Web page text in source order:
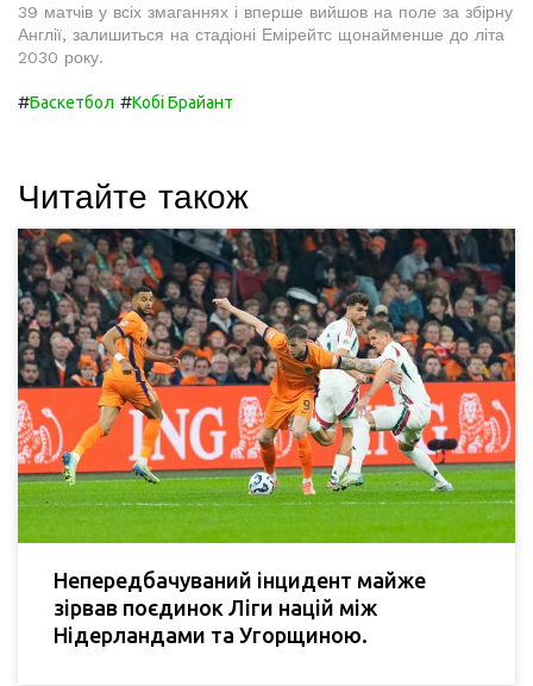
39 матчів у всіх змаганнях і вперше вийшов на поле за збірну
Англії, залишиться на стадіоні Емірейтс щонайменше до літа
2030 року.
#Баскетбол #Кобі Брайант
Читайте також
Непередбачуваний інцидент майже
зірвав поєдинок Ліги націй між
Нідерландами та Угорщиною.